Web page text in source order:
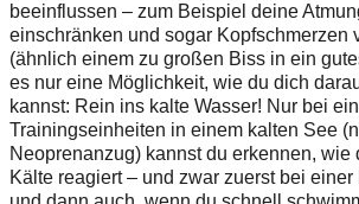
beeinflussen – zum Beispiel deine
einschränken und sogar Kopfschmerzen
(ähnlich einem zu großen Biss in ein
es nur eine Möglichkeit, wie du dich
kannst: Rein ins kalte Wasser! Nur bei
Trainingseinheiten in einem kalten See
Neoprenanzug) kannst du erkennen, wie
Kälte reagiert – und zwar zuerst bei